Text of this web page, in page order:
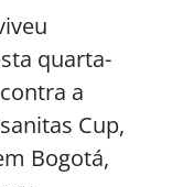
quarta-
a
Cup,
Bogotá,